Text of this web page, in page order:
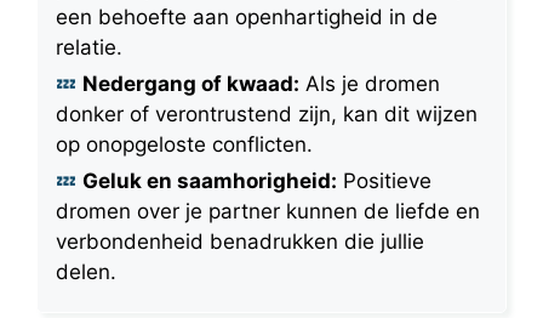
een behoefte aan openhartigheid in de
relatie.
Nedergang of kwaad: Als je dromen
donker of verontrustend zijn, kan dit wijzen
op onopgeloste conflicten.
Geluk en saamhorigheid: Positieve
dromen over je partner kunnen de liefde en
verbondenheid benadrukken die jullie
delen.